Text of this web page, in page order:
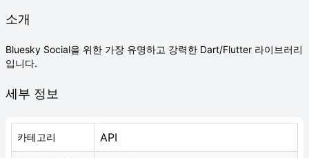
소개
Bluesky Social을 위한 가장 유명하고 강력한 Dart/Flutter 라이브러리
입니다.
세부 정보
카테고리 API